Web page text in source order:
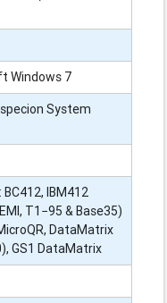
Windows 7
System
BC412, IBM412
T1−95 & Base35)
DataMatrix
GS1 DataMatrix